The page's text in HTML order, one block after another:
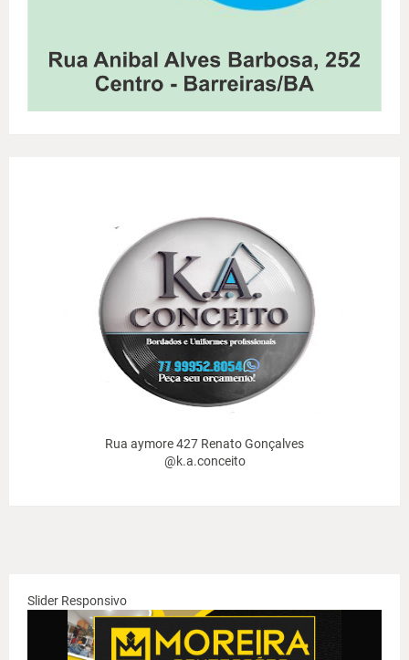
Rua aymore 427 Renato Gonçalves
@k.a.conceito
Slider Responsivo